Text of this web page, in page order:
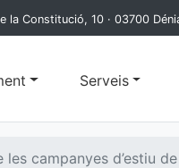
la Constitució, 10 · 03700
Serveis
les campanyes d’estiu